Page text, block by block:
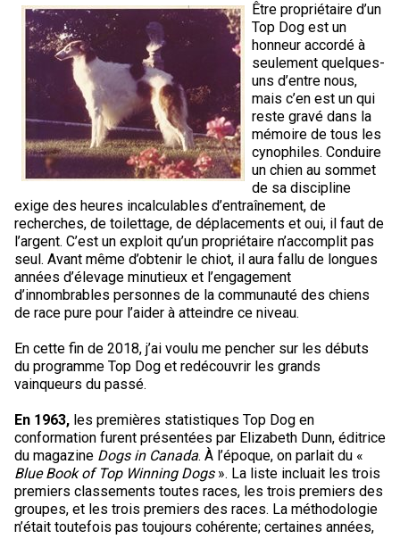
Être propriétaire d’un
Top Dog est un
honneur accordé à
seulement quelques-
uns d’entre nous,
mais c’en est un qui
reste gravé dans la
mémoire de tous les
cynophiles. Conduire
un chien au sommet
de sa discipline
exige des heures incalculables d’entraînement, de
recherches, de toilettage, de déplacements et oui, il faut de
l’argent. C’est un exploit qu’un propriétaire n’accomplit pas
seul. Avant même d’obtenir le chiot, il aura fallu de longues
années d’élevage minutieux et l’engagement
d’innombrables personnes de la communauté des chiens
de race pure pour l’aider à atteindre ce niveau.
En cette fin de 2018, j’ai voulu me pencher sur les débuts
du programme Top Dog et redécouvrir les grands
vainqueurs du passé.
En 1963, les premières statistiques Top Dog en
conformation furent présentées par Elizabeth Dunn, éditrice
du magazine Dogs in Canada. À l’époque, on parlait du «
Blue Book of Top Winning Dogs». La liste incluait les trois
premiers classements toutes races, les trois premiers des
groupes, et les trois premiers des races. La méthodologie
n’était toutefois pas toujours cohérente; certaines années,